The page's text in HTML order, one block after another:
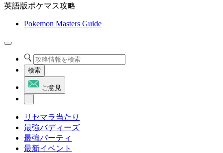
英語版ポケマス攻略
Pokemon Masters Guide
検索
ご意見
リセマラ当たり
最強バディーズ
最強パーティ
最新イベント